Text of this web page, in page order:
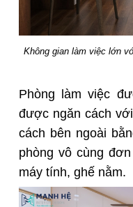
Không gian làm việc lớn
Phòng làm việc
được ngăn cách
cách bên ngoài
phòng vô cùng
máy tính, ghế nằm.